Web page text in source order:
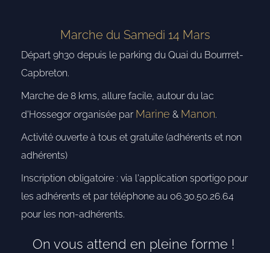
Marche du Samedi 14 Mars
Départ 9h30 depuis le parking du Quai du Bourrret-
Capbreton.
Marche de 8 kms, allure facile, autour du lac
d'Hossegororganisée par Marine & Manon.
Activité ouverte à tous et gratuite (adhérents et non
adhérents)
Inscription obligatoire : via l'applicationsportigo pour
les adhérents et par téléphone au 06.30.50.26.64
pour les non-adhérents.
On vous attend en pleine forme !